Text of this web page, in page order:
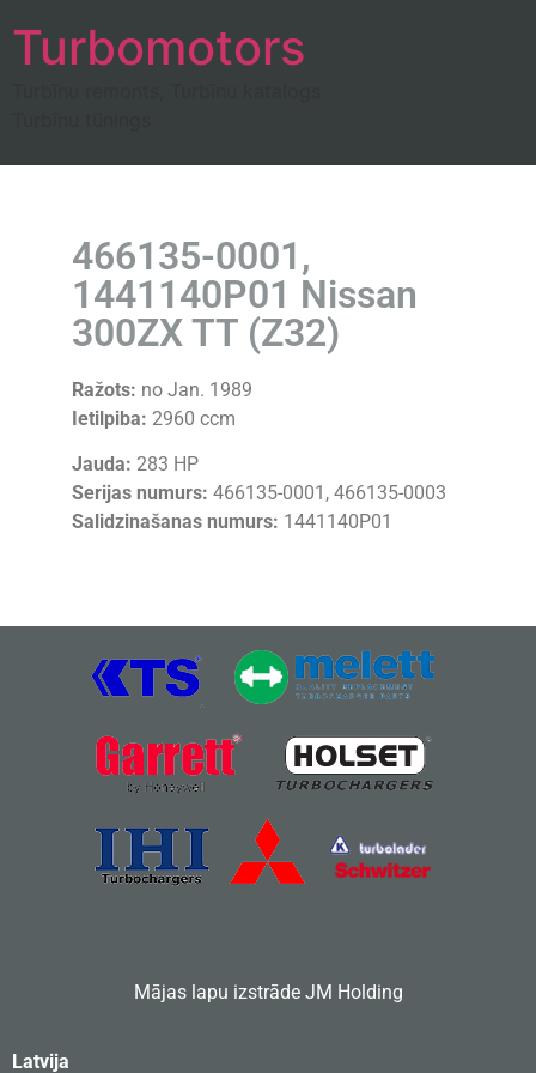
Turbomotors
466135-0001,
1441140P01 Nissan
300ZX TT (Z32)
Ražots: no Jan. 1989
Ietilpiba: 2960 ccm
Jauda: 283 HP
Serijas numurs: 466135-0001, 466135-0003
Salidzinašanas numurs: 1441140P01
Mājas lapu izstrādeJM Holding
Latvija